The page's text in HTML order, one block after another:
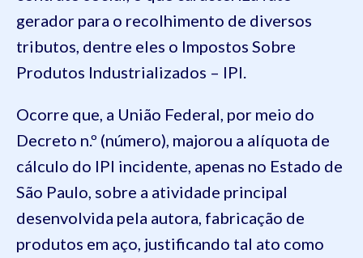
gerador para o recolhimento de diversos
tributos, dentre eles o Impostos Sobre
Produtos Industrializados – IPI.
Ocorre que, a União Federal, por meio do
Decreto n.º (número), majorou a alíquota de
cálculo do IPI incidente, apenas no Estado de
São Paulo, sobre a atividade principal
desenvolvida pela autora, fabricação de
produtos em aço, justificando tal ato como